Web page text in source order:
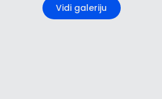
Vidi galeriju